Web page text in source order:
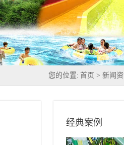
您的位置: 首页 >新闻
经典案例